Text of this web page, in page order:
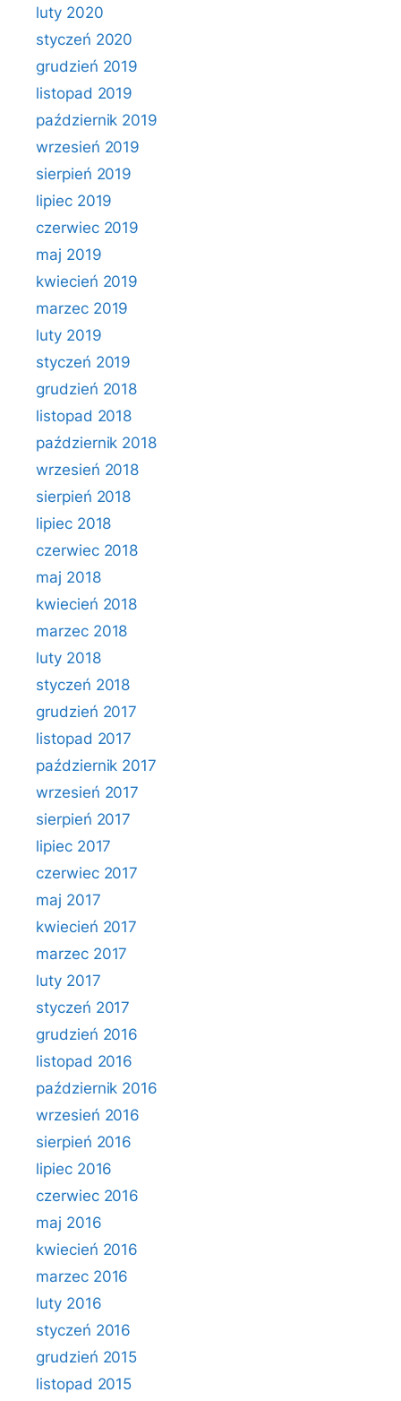
luty 2020
styczeń 2020
grudzień 2019
listopad 2019
październik 2019
wrzesień 2019
sierpień 2019
lipiec 2019
czerwiec 2019
maj 2019
kwiecień 2019
marzec 2019
luty 2019
styczeń 2019
grudzień 2018
listopad 2018
październik 2018
wrzesień 2018
sierpień 2018
lipiec 2018
czerwiec 2018
maj 2018
kwiecień 2018
marzec 2018
luty 2018
styczeń 2018
grudzień 2017
listopad 2017
październik 2017
wrzesień 2017
sierpień 2017
lipiec 2017
czerwiec 2017
maj 2017
kwiecień 2017
marzec 2017
luty 2017
styczeń 2017
grudzień 2016
listopad 2016
październik 2016
wrzesień 2016
sierpień 2016
lipiec 2016
czerwiec 2016
maj 2016
kwiecień 2016
marzec 2016
luty 2016
styczeń 2016
grudzień 2015
listopad 2015